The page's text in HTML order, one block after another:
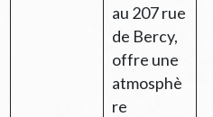
au 207 rue
de Bercy,
offre une
atmosphè
re